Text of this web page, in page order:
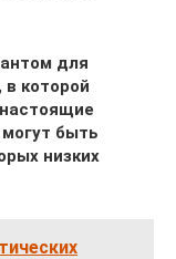
для
которой
быть
низких